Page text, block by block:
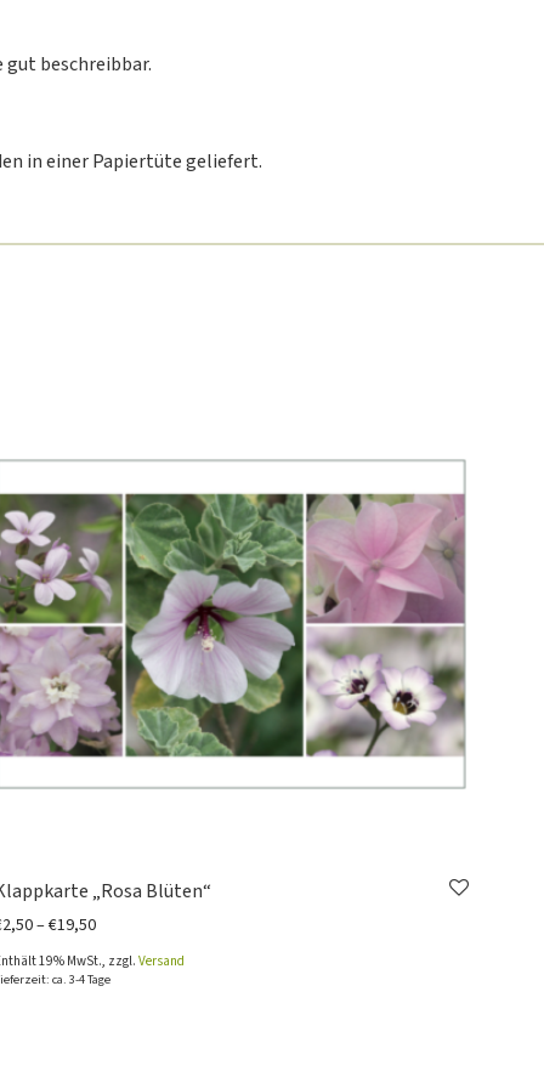
beschreibbar.
in einer Papiertüte geliefert.
„Rosa Blüten“
2,50–€19,50Preisspanne: €2,50 bis €19,50
19% MwSt., zzgl.Versand
ca. 3-4 Tage